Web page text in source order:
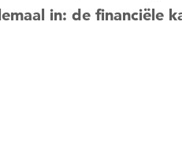
in: de financiële